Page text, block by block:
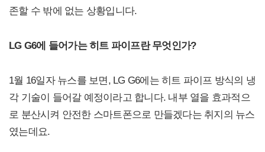
존할 수 밖에 없는 상황입니다.
LG G6에 들어가는 히트 파이프란 무엇인가?
1월 16일자 뉴스를 보면, LG G6에는 히트 파이프 방식의 냉
각 기술이 들어갈 예정이라고 합니다. 내부 열을 효과적으
로 분산시켜 안전한 스마트폰으로 만들겠다는 취지의 뉴스
였는데요.